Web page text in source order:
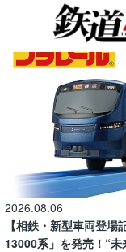
2026.08.06
【相鉄・新型車両登
13000系」を発売！“